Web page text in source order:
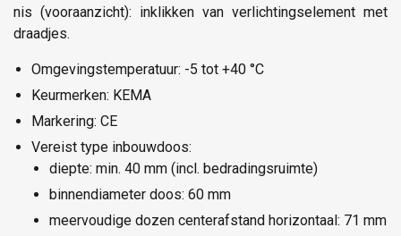
nis (vooraanzicht): inklikken van verlichtingselement met
draadjes.
Omgevingstemperatuur: -5 tot +40 °C
Keurmerken: KEMA
Markering: CE
Vereist type inbouwdoos:
diepte: min. 40 mm (incl. bedradingsruimte)
binnendiameter doos: 60 mm
meervoudige dozen centerafstand horizontaal: 71 mm